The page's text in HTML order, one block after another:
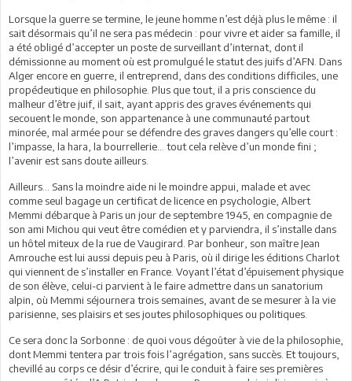
Lorsque la guerre se termine, le jeune homme n’est déjà plus le même : il
sait désormais qu’il ne sera pas médecin : pour vivre et aider sa famille, il
a été obligé d’accepter un poste de surveillant d’internat, dont il
démissionne au moment où est promulgué le statut des juifs d’AFN. Dans
Alger encore en guerre, il entreprend, dans des conditions difficiles, une
propédeutique en philosophie. Plus que tout, il a pris conscience du
malheur d’être juif, il sait, ayant appris des graves événements qui
secouent le monde, son appartenance à une communauté partout
minorée, mal armée pour se défendre des graves dangers qu’elle court :
l’impasse, la hara, la bourrellerie… tout cela relève d’un monde fini ;
l’avenir est sans doute ailleurs.
Ailleurs… Sans la moindre aide ni le moindre appui, malade et avec
comme seul bagage un certificat de licence en psychologie, Albert
Memmi débarque à Paris un jour de septembre 1945, en compagnie de
son ami Michou qui veut être comédien et y parviendra, il s’installe dans
un hôtel miteux de la rue de Vaugirard. Par bonheur, son maître Jean
Amrouche est lui aussi depuis peu à Paris, où il dirige les éditions Charlot
qui viennent de s’installer en France. Voyant l’état d’épuisement physique
de son élève, celui-ci parvient à le faire admettre dans un sanatorium
alpin, où Memmi séjournera trois semaines, avant de se mesurer à la vie
parisienne, ses plaisirs et ses joutes philosophiques ou politiques.
Ce sera donc la Sorbonne : de quoi vous dégoûter à vie de la philosophie,
dont Memmi tentera par trois fois l’agrégation, sans succès. Et toujours,
chevillé au corps ce désir d’écrire, qui le conduit à faire ses premières